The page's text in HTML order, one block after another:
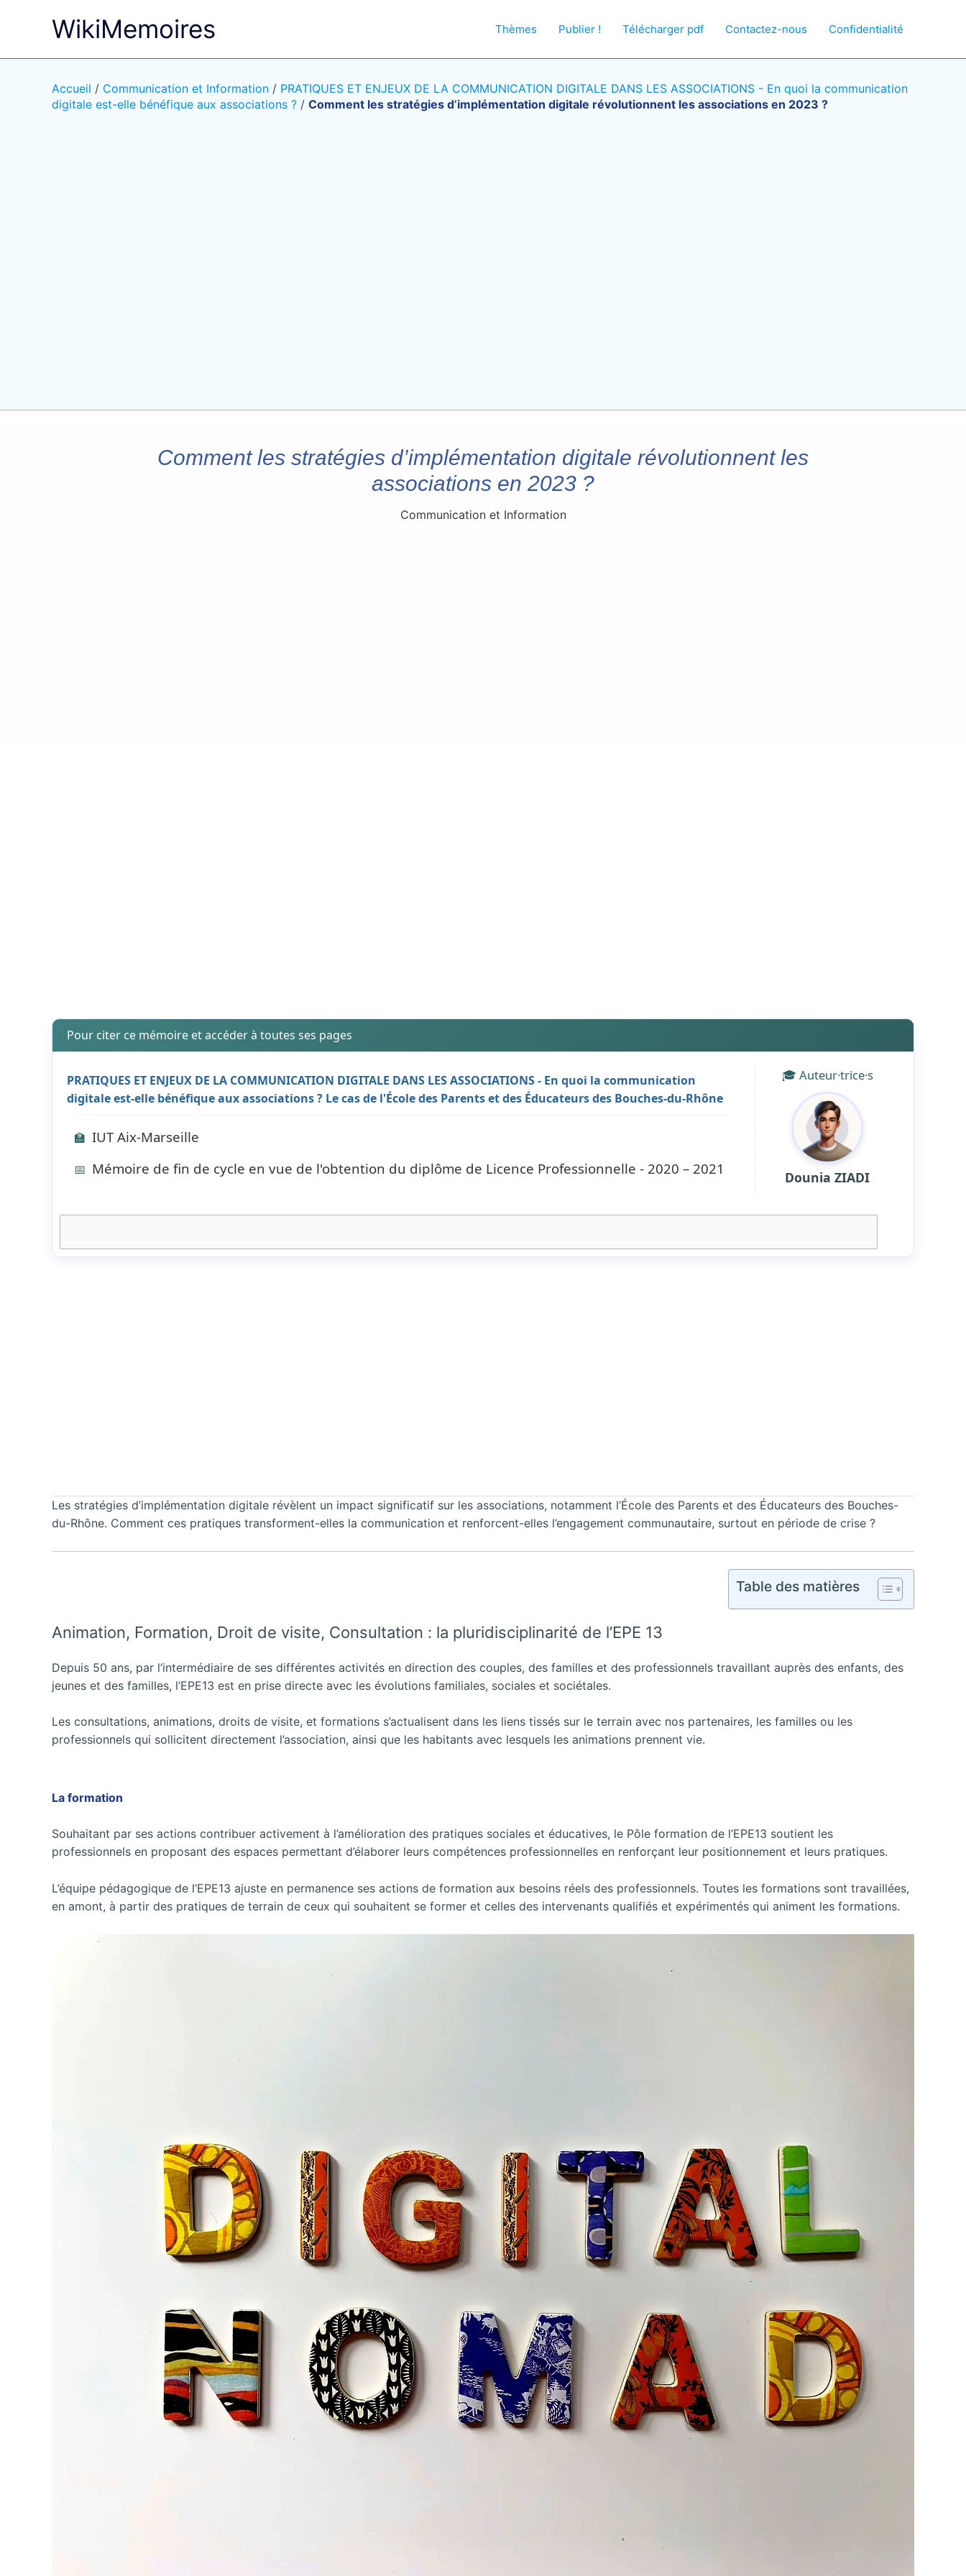
WikiMemoires Thèmes Publier ! Télécharger pdf Contactez-nous Confidentialité
Accueil / Communication et Information / PRATIQUES ET ENJEUX DE LA COMMUNICATION DIGITALE DANS LES ASSOCIATIONS - En quoi la communication
digitale est-elle bénéfique aux associations ? / Comment les stratégies d’implémentation digitale révolutionnent les associations en 2023 ?
Comment les stratégies d’implémentation digitale révolutionnent les
associations en 2023 ?
Communication et Information
Pour citer ce mémoire et accéder à toutes ses pages
PRATIQUES ET ENJEUX DE LA COMMUNICATION DIGITALE DANS LES ASSOCIATIONS - En quoi la communication
digitale est-elle bénéfique aux associations ? Le cas de l'École des Parents et des Éducateurs des Bouches-du-Rhône
🏫 IUT Aix-Marseille
📅 Mémoire de fin de cycle en vue de l'obtention du diplôme de Licence Professionnelle - 2020 – 2021
🎓 Auteur·trice·s
Dounia ZIADI
Les stratégies d’implémentation digitale révèlent un impact significatif sur les associations, notamment l’École des Parents et des Éducateurs des Bouches-
du-Rhône. Comment ces pratiques transforment-elles la communication et renforcent-elles l’engagement communautaire, surtout en période de crise ?
Table des matières
Animation, Formation, Droit de visite, Consultation : la pluridisciplinarité de l’EPE 13
Depuis 50 ans, par l’intermédiaire de ses différentes activités en direction des couples, des familles et des professionnels travaillant auprès des enfants, des
jeunes et des familles, l’EPE13 est en prise directe avec les évolutions familiales, sociales et sociétales.
Les consultations, animations, droits de visite, et formations s’actualisent dans les liens tissés sur le terrain avec nos partenaires, les familles ou les
professionnels qui sollicitent directement l’association, ainsi que les habitants avec lesquels les animations prennent vie.
La formation
Souhaitant par ses actions contribuer activement à l’amélioration des pratiques sociales et éducatives, le Pôle formation de l’EPE13 soutient les
professionnels en proposant des espaces permettant d’élaborer leurs compétences professionnelles en renforçant leur positionnement et leurs pratiques.
L’équipe pédagogique de l’EPE13 ajuste en permanence ses actions de formation aux besoins réels des professionnels. Toutes les formations sont travaillées,
en amont, à partir des pratiques de terrain de ceux qui souhaitent se former et celles des intervenants qualifiés et expérimentés qui animent les formations.